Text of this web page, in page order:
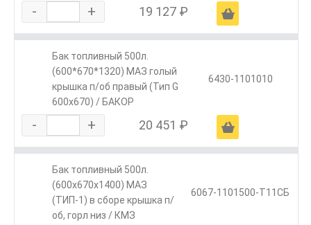
- + 19 127 ₽ Ä
Бак топливный 500л.
(600*670*1320) МАЗ голый
крышка п/об правый (Тип G
600х670) / БАКОР
6430-1101010
- + 20 451 ₽ Ä
Бак топливный 500л.
(600х670х1400) МАЗ
(ТИП-1) в сборе крышка п/
об, горл низ / КМЗ
6067-1101500-Т11СБ